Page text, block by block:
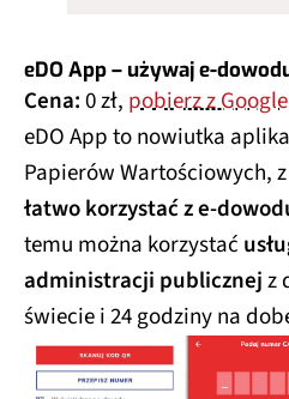
eDO App – używaj e-
Cena:0 zł, pobierz z
eDO App to nowiutka
Papierów Wartościowych,
łatwo korzystać z e-
temu można korzystać
administracji publicznejz
świecie i 24 godziny na